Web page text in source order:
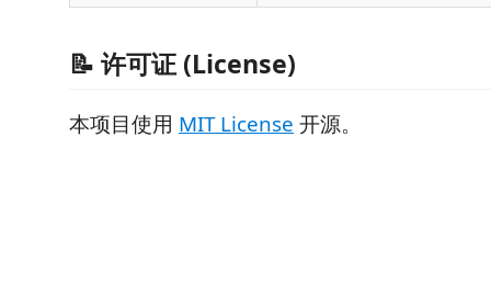
📝 许可证 (License)
本项目使用 MIT License 开源。